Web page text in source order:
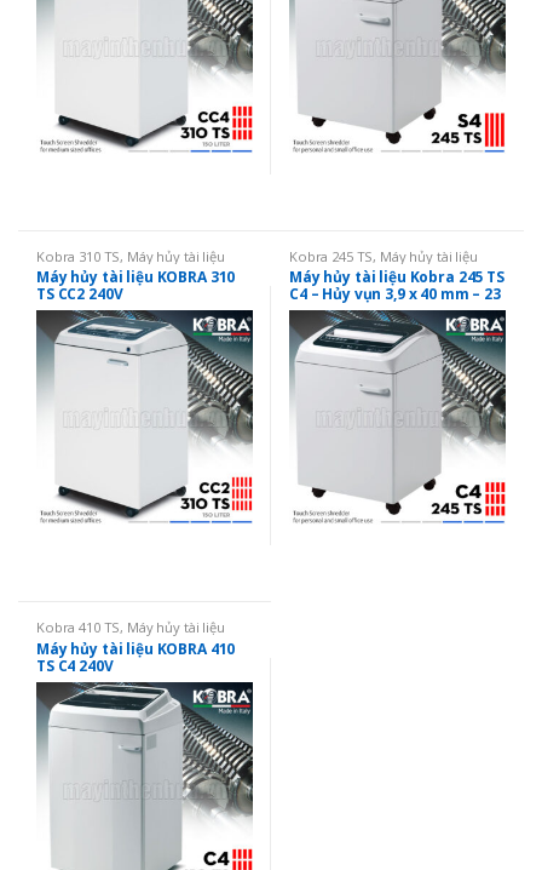
Kobra 310 TS, Máy hủy tài liệu
Máy hủy tài liệu KOBRA 310
TS CC2 240V
Kobra 245 TS, Máy hủy tài liệu
Máy hủy tài liệu Kobra 245 TS
C4 – Hủy vụn 3,9 x 40 mm – 23
tờ/lần – Khổ giấy A4 – Hủy
liên tục 24/24 không ngừng
Kobra 410 TS, Máy hủy tài liệu
Máy hủy tài liệu KOBRA 410
TS C4 240V